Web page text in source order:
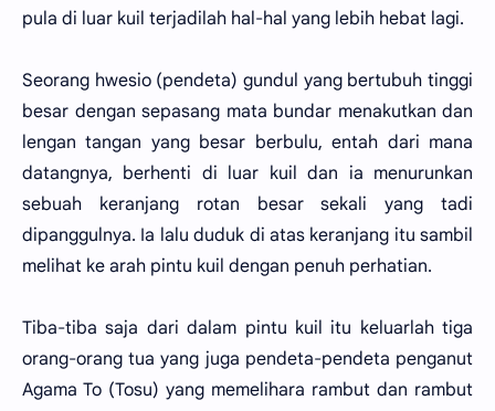
pula di luar kuil terjadilah hal-hal yang lebih hebat lagi.
Seorang hwesio (pendeta) gundul yang bertubuh tinggi
besar dengan sepasang mata bundar menakutkan dan
lengan tangan yang besar berbulu, entah dari mana
datangnya, berhenti di luar kuil dan ia menurunkan
sebuah keranjang rotan besar sekali yang tadi
dipanggulnya. Ia lalu duduk di atas keranjang itu sambil
melihat ke arah pintu kuil dengan penuh perhatian.
Tiba-tiba saja dari dalam pintu kuil itu keluarlah tiga
orang-orang tua yang juga pendeta-pendeta penganut
Agama To (Tosu) yang memelihara rambut dan rambut